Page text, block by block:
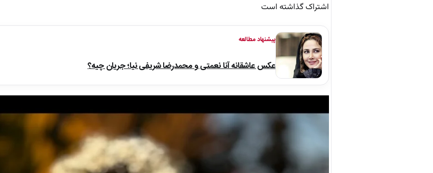
اشتراک گذاشته است
پیشنهاد مطالعه
عکس عاشقانه آنا نعمتی و محمدرضا شریفی نیا؛ جریان چیه؟